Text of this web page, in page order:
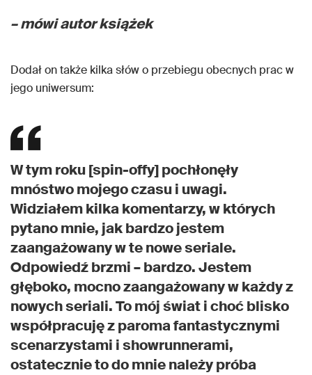
– mówi autor książek
Dodał on także kilka słów o przebiegu obecnych prac w
jego uniwersum:
W tym roku [spin-offy] pochłonęły
mnóstwo mojego czasu i uwagi.
Widziałem kilka komentarzy, w których
pytano mnie, jak bardzo jestem
zaangażowany w te nowe seriale.
Odpowiedź brzmi – bardzo. Jestem
głęboko, mocno zaangażowany w każdy z
nowych seriali. To mój świat i choć blisko
współpracuję z paroma fantastycznymi
scenarzystami i showrunnerami,
ostatecznie to do mnie należy próba